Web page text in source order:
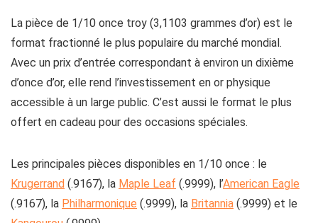
La pièce de 1/10 once troy (3,1103 grammes d’or) est le
format fractionné le plus populaire du marché mondial.
Avec un prix d’entrée correspondant à environ un dixième
d’once d’or, elle rend l’investissement en or physique
accessible à un large public. C’est aussi le format le plus
offert en cadeau pour des occasions spéciales.
Les principales pièces disponibles en 1/10 once : le
Krugerrand (.9167), la Maple Leaf (.9999), l’American Eagle
(.9167), la Philharmonique (.9999), la Britannia (.9999) et le